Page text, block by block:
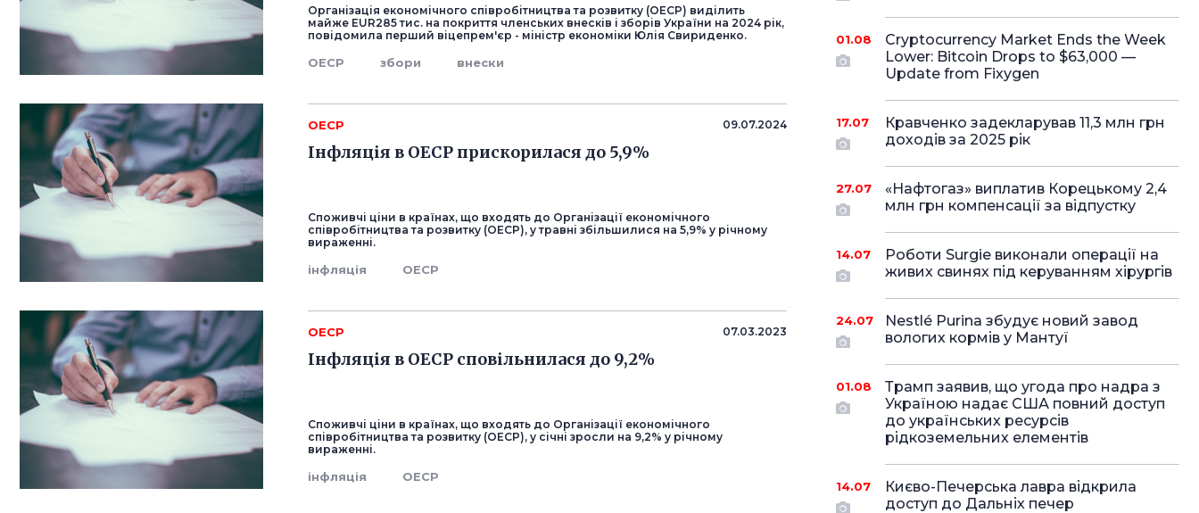
Організація економічного співробітництва та розвитку (ОЕСР) виділить
майже EUR285 тис. на покриття членських внесків і зборів України на 2024 рік,
повідомила перший віцепрем'єр - міністр економіки Юлія Свириденко.
ОЕСР збори внески
ОЕСР 09.07.2024
Інфляція в ОЕСР прискорилася до 5,9%
Споживчі ціни в країнах, що входять до Організації економічного
співробітництва та розвитку (ОЕСР), у травні збільшилися на 5,9% у річному
вираженні.
інфляція ОЕСР
ОЕСР 07.03.2023
Інфляція в ОЕСР сповільнилася до 9,2%
Споживчі ціни в країнах, що входять до Організації економічного
співробітництва та розвитку (ОЕСР), у січні зросли на 9,2% у річному
вираженні.
інфляція ОЕСР
01.08
Cryptocurrency Market Ends the Week
Lower: Bitcoin Drops to $63,000 —
Update from Fixygen
17.07
Кравченко задекларував 11,3 млн грн
доходів за 2025 рік
27.07
«Нафтогаз» виплатив Корецькому 2,4
млн грн компенсації за відпустку
14.07
Роботи Surgie виконали операції на
живих свинях під керуванням хірургів
24.07
Nestlé Purina збудує новий завод
вологих кормів у Мантуї
01.08
Трамп заявив, що угода про надра з
Україною надає США повний доступ
до українських ресурсів
рідкоземельних елементів
14.07
Києво-Печерська лавра відкрила
доступ до Дальніх печер